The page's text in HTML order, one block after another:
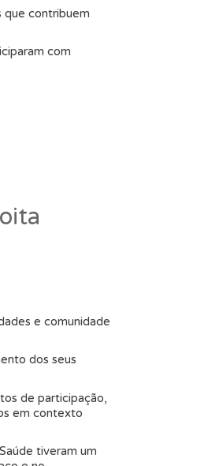
que contribuem
com
e comunidade
dos seus
de participação,
em contexto
tiveram um